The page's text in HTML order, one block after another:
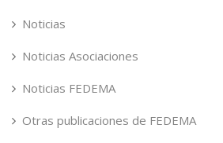
Noticias
Noticias Asociaciones
Noticias FEDEMA
Otras publicaciones de FEDEMA